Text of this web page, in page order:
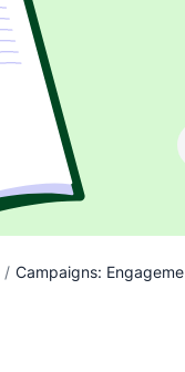
/ Campaigns: